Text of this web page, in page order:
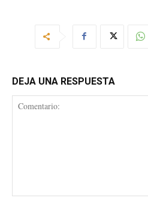
DEJA UNA RESPUESTA